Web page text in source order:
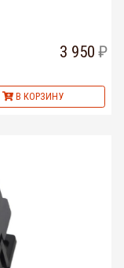
3 950
В КОРЗИНУ